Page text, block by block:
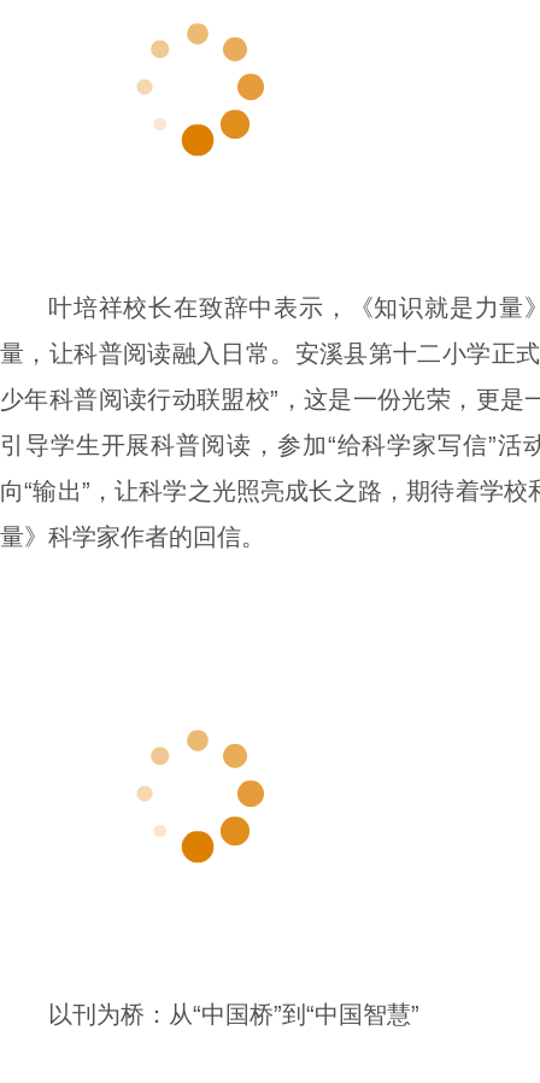
叶培祥校长在致辞中表示，《知识就是力量
量，让科普阅读融入日常。安溪县第十二小学正
少年科普阅读行动联盟校”，这是一份光荣，更是
引导学生开展科普阅读，参加“给科学家写信”活
向“输出”，让科学之光照亮成长之路，期待着学
量》科学家作者的回信。
以刊为桥：从“中国桥”到“中国智慧”